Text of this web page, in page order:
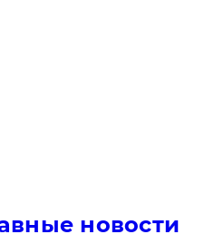
новости